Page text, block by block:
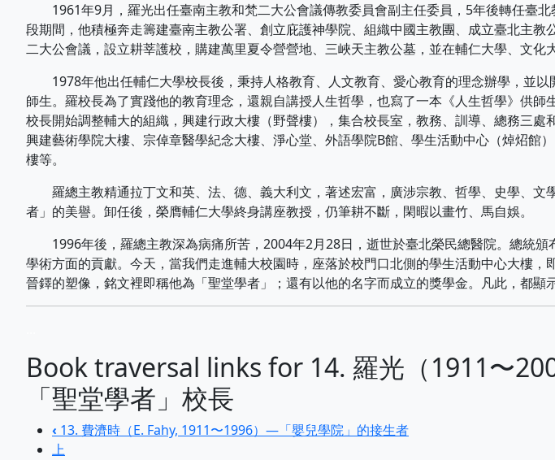
1961年9月，羅光出任臺南主教和梵二大公會議傳教委員會副主任委員，5年後轉任臺北
段期間，他積極奔走籌建臺南主教公署、創立庇護神學院、組織中國主教團、成立臺北主教
二大公會議，設立耕莘護校，購建萬里夏令營營地、三峽天主教公墓，並在輔仁大學、文化
1978年他出任輔仁大學校長後，秉持人格教育、人文教育、愛心教育的理念辦學，並以
師生。羅校長為了實踐他的教育理念，還親自講授人生哲學，也寫了一本《人生哲學》供師
校長開始調整輔大的組織，興建行政大樓（野聲樓），集合校長室，教務、訓導、總務三處
興建藝術學院大樓、宗倬章醫學紀念大樓、淨心堂、外語學院B館、學生活動中心（焯炤館
樓等。
羅總主教精通拉丁文和英、法、德、義大利文，著述宏富，廣涉宗教、哲學、史學、文
者」的美譽。卸任後，榮膺輔仁大學終身講座教授，仍筆耕不斷，閑暇以畫竹、馬自娛。
1996年後，羅總主教深為病痛所苦，2004年2月28日，逝世於臺北榮民總醫院。總統頒
學術方面的貢獻。今天，當我們走進輔大校園時，座落於校門口北側的學生活動中心大樓，
晉鐸的塑像，銘文裡即稱他為「聖堂學者」；還有以他的名字而成立的獎學金。凡此，都顯
Book traversal links for 14. 羅光（1911〜
「聖堂學者」校長
‹ 13. 費濟時（E. Fahy, 1911〜1996）—「嬰兒學院」的接生者
上